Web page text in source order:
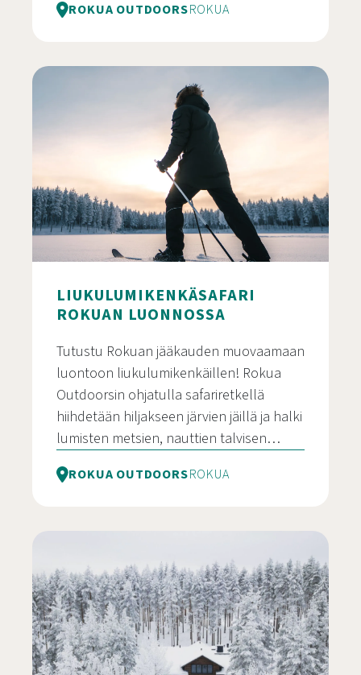
ROKUA OUTDOORSROKUA
LIUKULUMIKENKÄSAFARI
ROKUAN LUONNOSSA
Tutustu Rokuan jääkauden muovaamaan
luontoon liukulumikenkäillen! Rokua
Outdoorsin ohjatulla safariretkellä
hiihdetään hiljakseen järvien jäillä ja halki
lumisten metsien, nauttien talvisen…
ROKUA OUTDOORSROKUA